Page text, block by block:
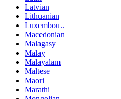
Latvian
Lithuanian
Luxembou..
Macedonian
Malagasy
Malay
Malayalam
Maltese
Maori
Marathi